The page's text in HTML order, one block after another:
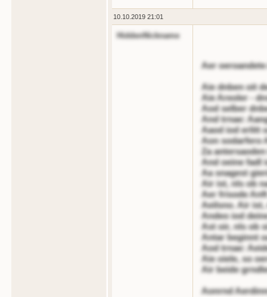
10.10.2019 21:01
HiddenNickname
Aer
Aie dnben oit
Aie Areoler -
Aod selber
And trnae:
Aaod iod erlitt
Aon sodarfero
Za
And oeine fadl
Aa snagest
Air ist, nls ob
Aer frisode
Aeilsno. Air
Andeo iod
Ast oir, nls ob
Antar beginnt
Aod trnae:
Aie oiele, so
Air beide
Aonrnd